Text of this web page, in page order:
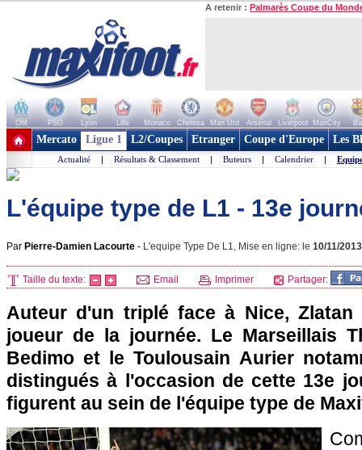
A retenir : Palmarès Coupe du
OM PSG Lyon Lille Monaco Chelsea Man Utd Arsenal Liverpool ManCity
+ de clubs
Mercato Ligue 1 L2/Coupes Etranger Coupe d'Europe Les
Actualité | Résultats & Classement | Buteurs | Calendrier |
L'équipe type de L1 - 13e
Par Pierre-Damien Lacourte - L'equipe Type De L1, Mise en ligne: le 10/11/2013
Taille du texte: Email Imprimer Partager:
Auteur d'un triplé face à Nice, Zlatan
joueur de la journée. Le Marseillais
Bedimo et le Toulousain Aurier
distingués à l'occasion de cette 13e
figurent au sein de l'équipe type de